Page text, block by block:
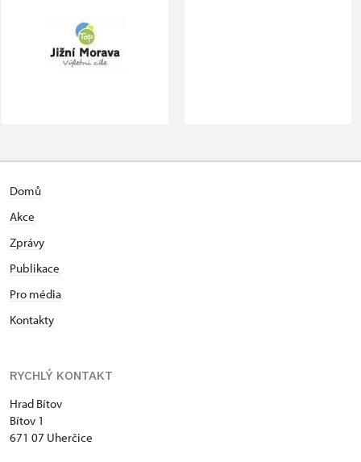
Domů
Akce
Zprávy
Publikace
Pro média
Kontakty
RYCHLÝ KONTAKT
Hrad Bítov
Bítov 1
671 07 Uherčice